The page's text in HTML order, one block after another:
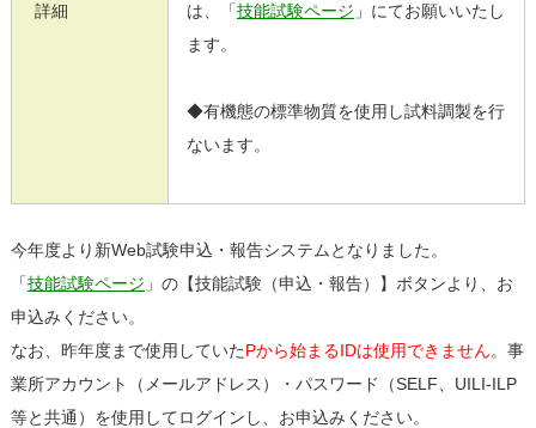
詳細
は、「技能試験ページ 」にてお願いいたし
ます。
◆有機態の標準物質を使用し試料調製を行
ないます。
今年度より新Web試験申込・報告システムとなりました。
「技能試験ページ 」の【技能試験（申込・報告）】ボタンより、お
申込みください。
なお、昨年度まで使用していたPから始まるIDは使用できません。事
業所アカウント（メールアドレス）・パスワード（SELF、UILI-ILP
等と共通）を使用してログインし、お申込みください。